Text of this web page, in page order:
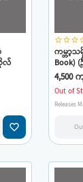
သိုလ်
favorite_border
star_borderstar_borderstar_border
ကမ္ဘာ့သ
Book) (
4,500
Out of
Releases